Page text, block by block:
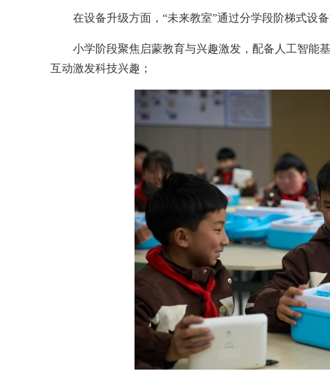
在设备升级方面，“未来教室”通过分学段阶梯式设
小学阶段聚焦启蒙教育与兴趣激发，配备人工智能
互动激发科技兴趣；